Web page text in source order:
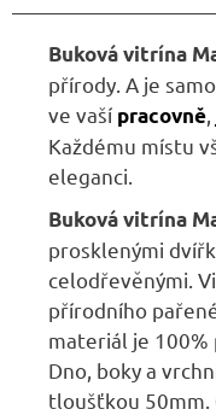
Buková vitrína
přírody. A je
ve vaší pracovně
Každému místu
eleganci.
Buková vitrína
prosklenými
celodřevěnými.
přírodního
materiál je 100%
Dno, boky a
tloušťkou 50mm.